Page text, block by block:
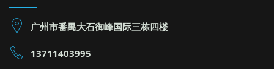
广州市番禺大石御峰国际三栋四楼
13711403995